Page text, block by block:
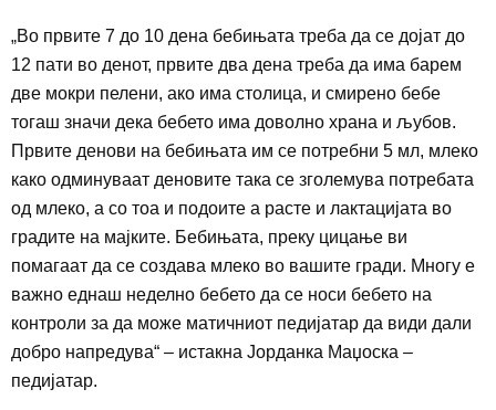
„Во првите 7 до 10 дена бебињата треба да се дојат до
12 пати во денот, првите два дена треба да има барем
две мокри пелени, ако има столица, и смирено бебе
тогаш значи дека бебето има доволно храна и љубов.
Првите денови на бебињата им се потребни 5 мл, млеко
како одминуваат деновите така се зголемува потребата
од млеко, а со тоа и подоите а расте и лактацијата во
градите на мајките. Бебињата, преку цицање ви
помагаат да се создава млеко во вашите гради. Многу е
важно еднаш неделно бебето да се носи бебето на
контроли за да може матичниот педијатар да види дали
добро напредува“ – истакна Јорданка Маџоска –
педијатар.